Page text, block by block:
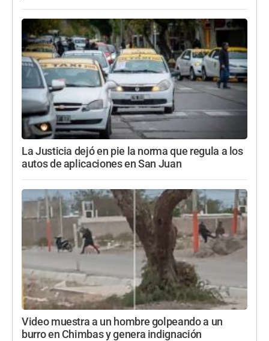
La Justicia dejó en pie la norma que regula a los
autos de aplicaciones en San Juan
Video muestra a un hombre golpeando a un
burro en Chimbas y genera indignación